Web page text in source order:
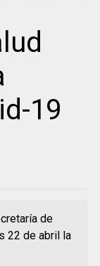
19
de
22 de abril la